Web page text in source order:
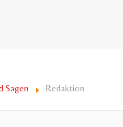
Sagen Redaktion